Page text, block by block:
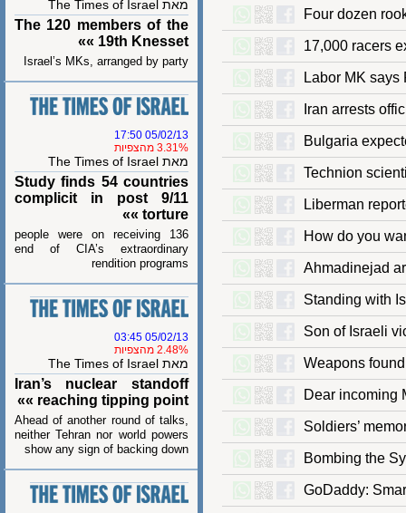
Four dozen
17,000
Labor MK
Iran arrests
Bulgaria
Technion
Liberman
How do you
Standing
Son of
Weapons
Dear
Soldiers’
Bombing
GoDaddy:
מאת The Times of Israel
The 120 members of the
19th Knesset »»
Israel’s MKs, arranged by party
05/02/13 17:50
3.31% מהצפיות
מאת The Times of Israel
Study finds 54 countries
complicit in post 9/11
torture »»
136 people were on receiving
end of CIA’s extraordinary
rendition programs
05/02/13 03:45
2.48% מהצפיות
מאת The Times of Israel
Iran’s nuclear standoff
reaching tipping point »»
Ahead of another round of talks,
neither Tehran nor world powers
show any sign of backing down